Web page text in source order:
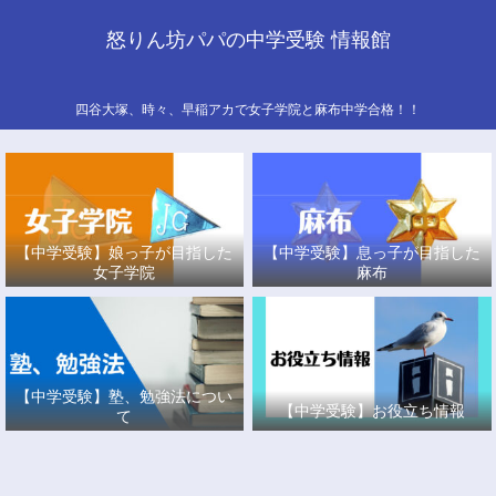
怒りん坊パパの中学受験 情報館
四谷大塚、時々、早稲アカで女子学院と麻布中学合格！！
【中学受験】娘っ子が目指した
女子学院
【中学受験】息っ子が目指した
麻布
【中学受験】塾、勉強法につい
て
【中学受験】お役立ち情報